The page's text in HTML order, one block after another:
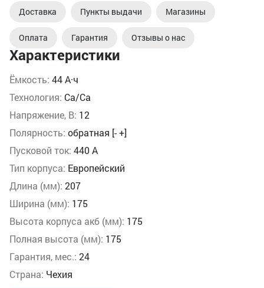
Характеристики
Ёмкость: 44 А·ч
Технология: Ca/Ca
Напряжение, В: 12
Полярность: обратная [- +]
Пусковой ток: 440 А
Тип корпуса: Европейский
Длина (мм): 207
Ширина (мм): 175
Высота корпуса акб (мм): 175
Полная высота (мм): 175
Гарантия, мес.: 24
Страна: Чехия
Доставка Пункты выдачи Магазины
Оплата Гарантия Отзывы о нас